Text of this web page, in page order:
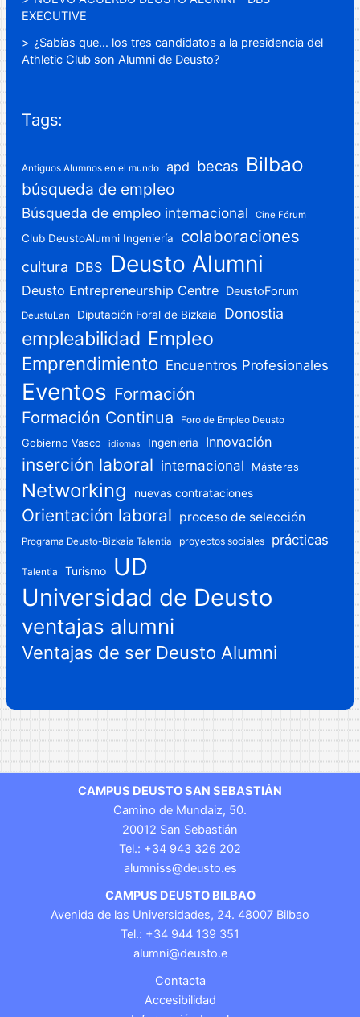
EXECUTIVE
¿Sabías que… los tres candidatos a la presidencia del
Athletic Club son Alumni de Deusto?
Tags:
Antiguos Alumnos en el mundo apd becas Bilbao
búsqueda de empleo
Búsqueda de empleo internacional Cine Fórum
Club DeustoAlumni Ingeniería colaboraciones
cultura DBS Deusto Alumni
Deusto Entrepreneurship Centre DeustoForum
DeustuLan Diputación Foral de Bizkaia Donostia
empleabilidad Empleo
Emprendimiento Encuentros Profesionales
Eventos Formación
Formación Continua Foro de Empleo Deusto
Gobierno Vasco idiomas Ingenieria Innovación
inserción laboral internacional Másteres
Networking nuevas contrataciones
Orientación laboral proceso de selección
Programa Deusto-Bizkaia Talentia proyectos sociales prácticas
Talentia Turismo
UD
Universidad de Deusto
ventajas alumni
Ventajas de ser Deusto Alumni
CAMPUS DEUSTO SAN SEBASTIÁN
Camino de Mundaiz, 50.
20012 San Sebastián
Tel.: +34 943 326 202
alumniss@deusto.es
CAMPUS DEUSTO BILBAO
Avenida de las Universidades, 24. 48007 Bilbao
Tel.: +34 944 139 351
alumni@deusto.e
Contacta
Accesibilidad